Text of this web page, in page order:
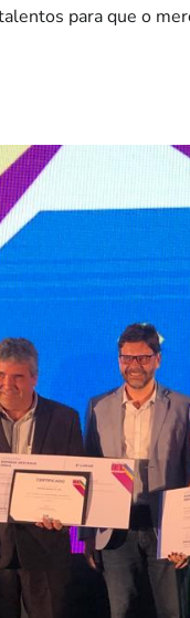
para que o